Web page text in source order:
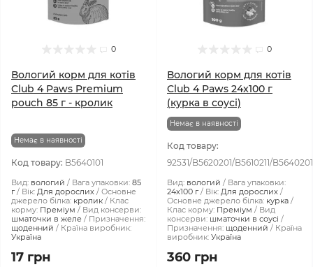
0
Вологий корм для котів
Club 4 Paws Premium
pouch 85 г - кролик
Немає в наявності
Код товару: B5640101
Вид: вологий Вага упаковки: 85
г
Вік: Для дорослих
Основне
джерело білка: кролик
Клас
корму: Преміум
Вид консерви:
шматочки в желе
Призначення:
щоденний
Країна виробник:
Україна
17 грн
0
Вологий корм для котів
Club 4 Paws 24x100 г
(курка в соусі)
Немає в наявності
Код товару:
92531/B5620201/B5610211/B5640201
Вид: вологий
Вага упаковки:
24x100 г
Вік: Для дорослих
Основне джерело білка: курка
Клас корму: Преміум
Вид
консерви: шматочки в соусі
Призначення: щоденний
Країна
виробник: Україна
360 грн